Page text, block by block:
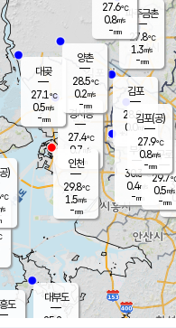
도
대부도
25.2
경서동
27.4℃
0.7 m/s
-mm
파주금촌
27.8℃
1.3m/s
-mm
대곶
27.1℃
0.5m/s
-mm
27.6℃
0.8m/s
-mm
김포
28.0℃
0.0 m/s
mm
부천
30.3℃
0.4m/s
-mm
양촌
28.5℃
0.2m/s
-mm
구로
29.7
0.5m/s
-mm
)
℃
s
김포(공)
27.9℃
0.8m/s
-mm
인천
29.8℃
1.5m/s
-mm